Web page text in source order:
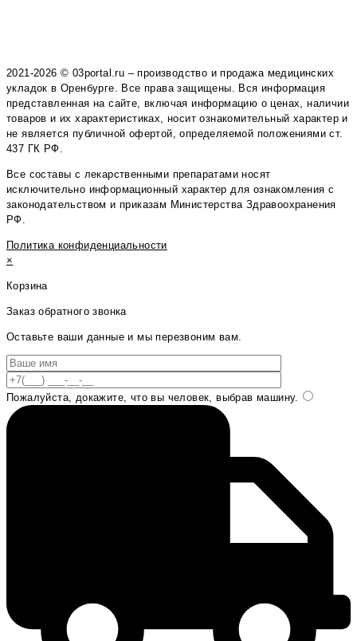
2021-2026 © 03portal.ru – производство и продажа медицинских
укладок в Оренбурге. Все права защищены. Вся информация
представленная на сайте, включая информацию о ценах, наличии
товаров и их характеристиках, носит ознакомительный характер и
не является публичной офертой, определяемой положениями ст.
437 ГК РФ.
Все составы с лекарственными препаратами носят
исключительно информационный характер для ознакомления с
законодательством и приказам Министерства Здравоохранения
РФ.
Политика конфиденциальности
×
Корзина
Заказ обратного звонка
Оставьте ваши данные и мы перезвоним вам.
Пожалуйста, докажите, что вы человек, выбрав машину.